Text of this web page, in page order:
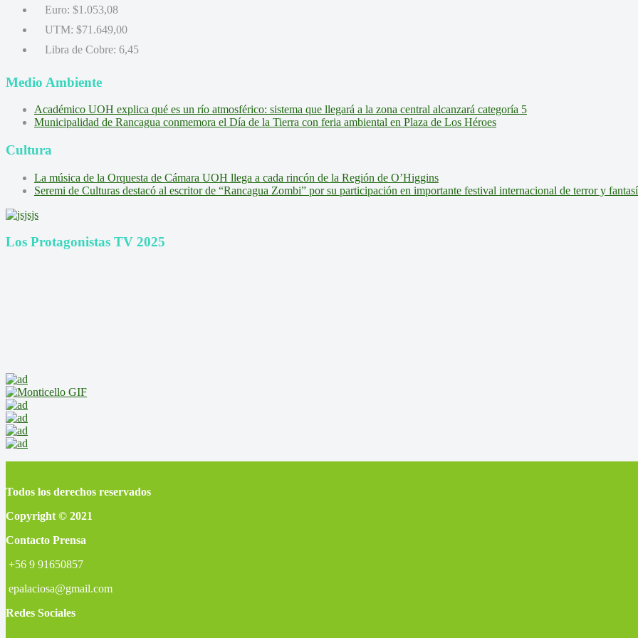
Euro: $1.053,08
UTM: $71.649,00
Libra de Cobre: 6,45
Medio Ambiente
Académico UOH explica qué es un río atmosférico: sistema que llegará a la zona central alcanzará categoría 5
Municipalidad de Rancagua conmemora el Día de la Tierra con feria ambiental en Plaza de Los Héroes
Cultura
La música de la Orquesta de Cámara UOH llega a cada rincón de la Región de O’Higgins
Seremi de Culturas destacó al escritor de “Rancagua Zombi” por su participación en importante festival internacional de terror y
Los Protagonistas TV 2025
Todos los derechos reservados
Copyright © 2021
Contacto Prensa
+56 9 91650857
epalaciosa@gmail.com
Redes Sociales